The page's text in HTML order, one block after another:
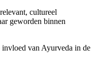
cultureel
geworden binnen
van Ayurveda in de